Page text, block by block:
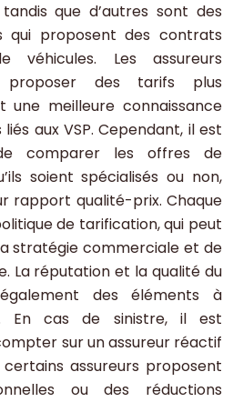
que d’autres sont des
qui proposent des contrats
Les assureurs
proposer des tarifs plus
meilleure connaissance
aux VSP. Cependant, il est
comparer les offres de
soient spécialisés ou non,
rapport qualité-prix. Chaque
de tarification, qui peut
stratégie commerciale et de
La réputation et la qualité du
des éléments à
En cas de sinistre, il est
sur un assureur réactif
assureurs proposent
ou des réductions